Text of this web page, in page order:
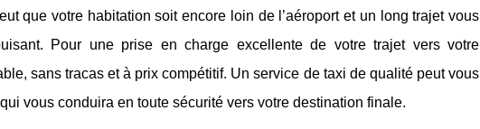
que votre habitation soit encore loin de l’aéroport et un long trajet vous
Pour une prise en charge excellente de votre trajet vers votre
sans tracas et à prix compétitif. Un service de taxi de qualité peut vous
vous conduira en toute sécurité vers votre destination finale.